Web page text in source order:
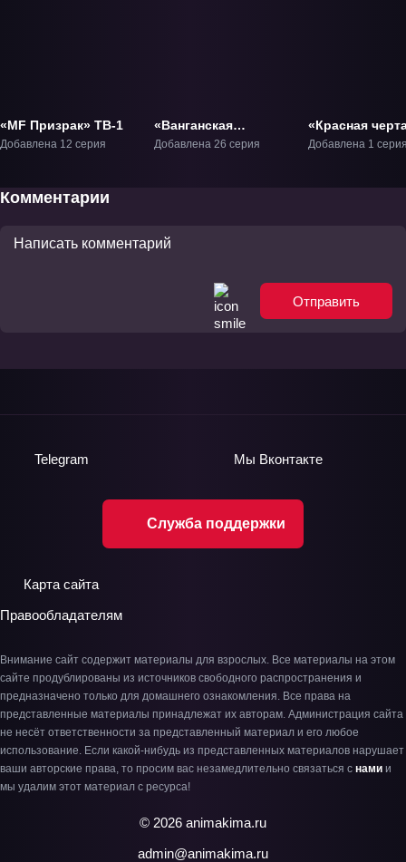
«MF Призрак» ТВ-1
Добавлена 12 серия
«Ванганская
полночь» ТВ-1
Добавлена 26 серия
«Красная
Фильм-1
Добавлена 1
Комментарии
Отправить
Служба поддержки
Telegram Мы Вконтакте
Карта сайта
Правообладателям
Внимание сайт содержит материалы для взрослых. Все материалы на этом
сайте продублированы из источников свободного распространения и
предназначено только для домашнего ознакомления. Все права на
представленные материалы принадлежат их авторам. Администрация сайта
не несёт ответственности за представленный материал и его любое
использование. Если какой-нибудь из представленных материалов нарушает
ваши авторские права, то просим вас незамедлительно связаться с нами и
мы удалим этот материал с ресурса!
© 2026 animakima.ru
admin@animakima.ru